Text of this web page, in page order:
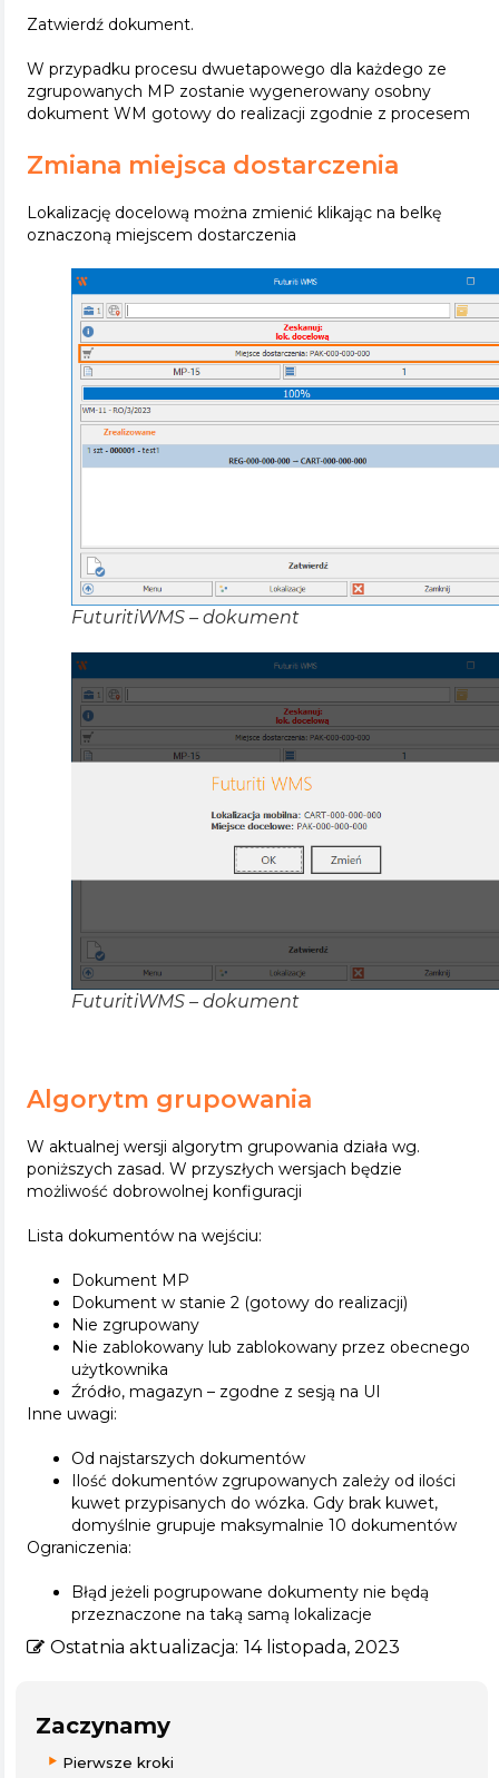
Zaczynamy
Pierwsze kroki
Zatwierdź dokument.
W przypadku procesu dwuetapowego dla każdego ze
zgrupowanych MP zostanie wygenerowany osobny
dokument WM gotowy do realizacji zgodnie z procesem
Zmiana miejsca dostarczenia
Lokalizację docelową można zmienić klikając na belkę
oznaczoną miejscem dostarczenia
FuturitiWMS – dokument
FuturitiWMS – dokument
Algorytm grupowania
W aktualnej wersji algorytm grupowania działa wg.
poniższych zasad. W przyszłych wersjach będzie
możliwość dobrowolnej konfiguracji
Lista dokumentów na wejściu:
Dokument MP
Dokument w stanie 2 (gotowy do realizacji)
Nie zgrupowany
Nie zablokowany lub zablokowany przez obecnego
użytkownika
Źródło, magazyn – zgodne z sesją na UI
Inne uwagi:
Od najstarszych dokumentów
Ilość dokumentów zgrupowanych zależy od ilości
kuwet przypisanych do wózka. Gdy brak kuwet,
domyślnie grupuje maksymalnie 10 dokumentów
Ograniczenia:
Błąd jeżeli pogrupowane dokumenty nie będą
przeznaczone na taką samą lokalizacje
Ostatnia aktualizacja: 14 listopada, 2023